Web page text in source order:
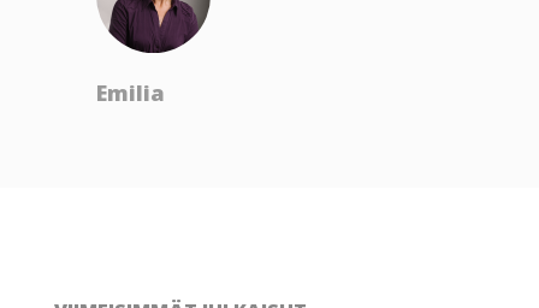
Emilia